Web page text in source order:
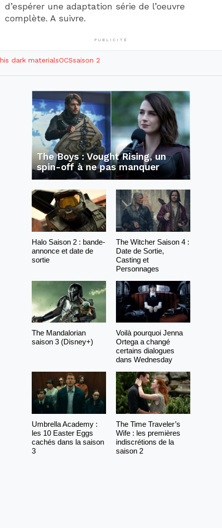
d’espérer une adaptation série de l’oeuvre
complète. A suivre.
PUBLICITÉ
his dark materialsOCSsaison 2
The Boys : Vought Rising, un
spin-off à ne pas manquer
Halo Saison 2 : bande-
annonce et date de
sortie
The Witcher Saison 4 :
Date de Sortie,
Casting et
Personnages
The Mandalorian
saison 3 (Disney+)
Voilà pourquoi Jenna
Ortega a changé
certains dialogues
dans Wednesday
Umbrella Academy :
les 10 Easter Eggs
cachés dans la saison
3
The Time Traveler’s
Wife : les premières
indiscrétions de la
saison 2